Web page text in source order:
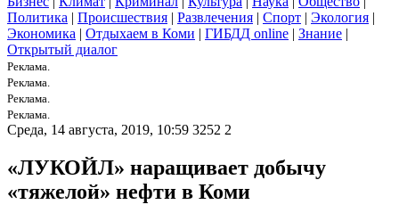
Политика | Происшествия | Развлечения | Спорт | Экология |
Экономика | Отдыхаем в Коми | ГИБДД online | Знание |
Открытый диалог
Реклама.
Реклама.
Реклама.
Реклама.
Среда, 14 августа, 2019, 10:59 3252 2
«ЛУКОЙЛ» наращивает добычу
«тяжелой» нефти в Коми